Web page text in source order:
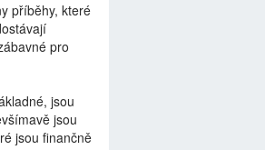
příběhy, které
pro
jsou
jsou
jsou finančně